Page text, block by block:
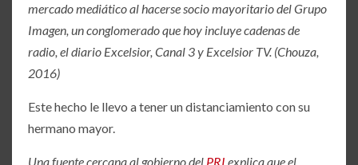
mercado mediático al hacerse socio mayoritario del Grupo
Imagen, un conglomerado que hoy incluye cadenas de
radio, el diario Excelsior, Canal 3 y Excelsior TV. (Chouza,
2016)
Este hecho le llevo a tener un distanciamiento con su
hermano mayor.
Una fuente cercana al gobierno del PRI explica que el